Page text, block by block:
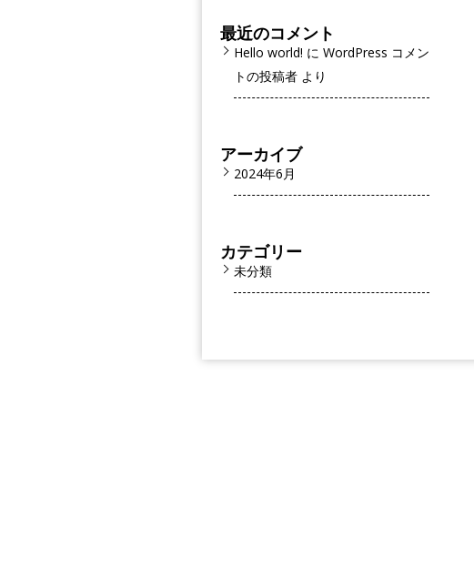
最近のコメント
Hello world! に WordPress コメン
トの投稿者 より
アーカイブ
2024年6月
カテゴリー
未分類